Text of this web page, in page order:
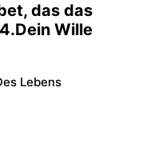
das das
4.Dein Wille
Lebens